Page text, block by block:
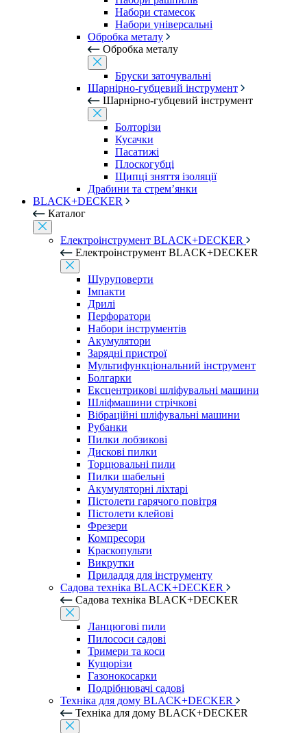
Набори стамесок
Набори універсальні
Обробка металу
Обробка металу
Бруски заточувальні
Шарнірно-губцевий інструмент
Шарнірно-губцевий інструмент
Болторізи
Кусачки
Пасатижі
Плоскогубці
Щипці зняття ізоляції
Драбини та стрем’янки
BLACK+DECKER
Каталог
Електроінструмент BLACK+DECKER
Електроінструмент BLACK+DECKER
Шуруповерти
Імпакти
Дрилі
Перфоратори
Набори інструментів
Акумулятори
Зарядні пристрої
Мультифункціональний інструмент
Болгарки
Ексцентрикові шліфувальні машини
Шліфмашини стрічкові
Вібраційні шліфувальні машини
Рубанки
Пилки лобзикові
Дискові пилки
Торцювальні пили
Пилки шабельні
Акумуляторні ліхтарі
Пістолети гарячого повітря
Пістолети клейові
Фрезери
Компресори
Краскопульти
Викрутки
Приладдя для інструменту
Садова техніка BLACK+DECKER
Садова техніка BLACK+DECKER
Ланцюгові пили
Пилососи садові
Тримери та коси
Кущорізи
Газонокосарки
Подрібнювачі садові
Техніка для дому BLACK+DECKER
Техніка для дому BLACK+DECKER